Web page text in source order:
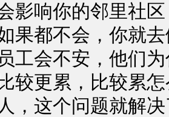
影响你的邻里社
果都不会，你就
工会不安，他们
较更累，比较累
，这个问题就解